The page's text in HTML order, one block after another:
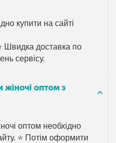
купити на сайті
Швидка доставка по
сервісу.
оптом з
оптом необхідно
⭐ Потім оформити